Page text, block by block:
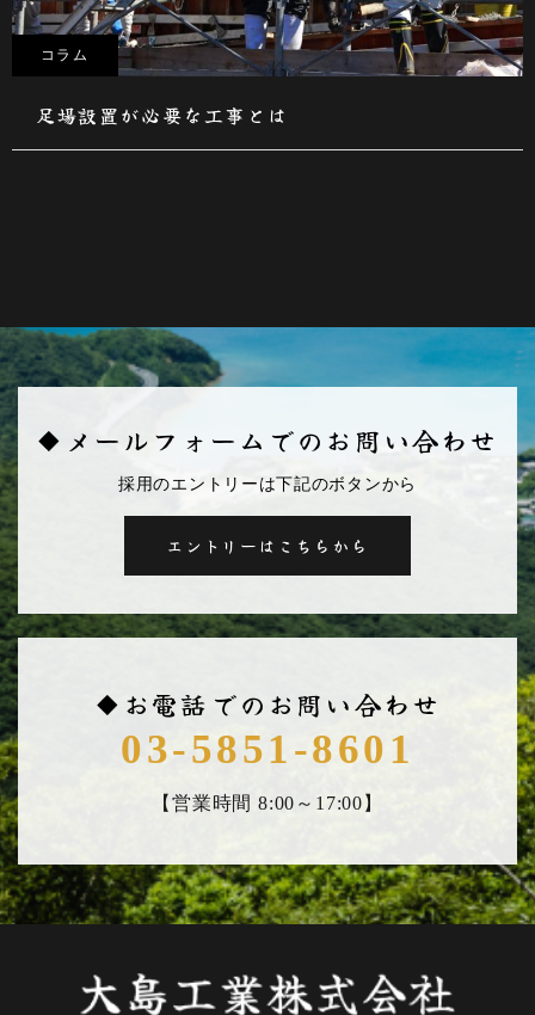
コラム
足場設置が必要な工事とは
◆メールフォームでのお問い合わせ
採用のエントリーは下記のボタンから
エントリーはこちらから
◆お電話でのお問い合わせ
03-5851-8601
【営業時間 8:00～17:00】